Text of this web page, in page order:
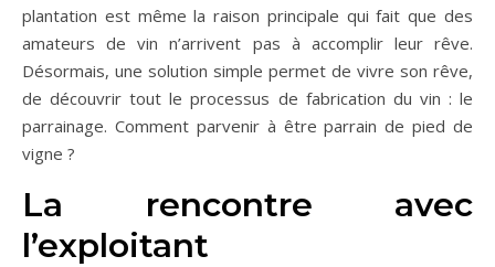
plantation est même la raison principale qui fait que des
amateurs de vin n’arrivent pas à accomplir leur rêve.
Désormais, une solution simple permet de vivre son rêve,
de découvrir tout le processus de fabrication du vin : le
parrainage. Comment parvenir à être parrain de pied de
vigne ?
La rencontre avec
l’exploitant